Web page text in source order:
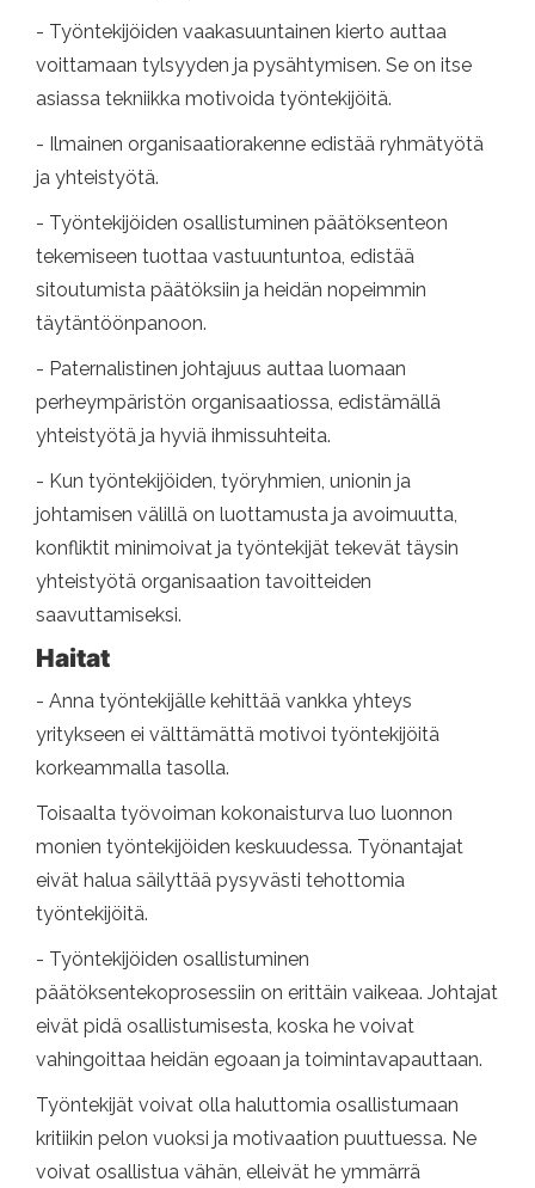
- Työntekijöiden vaakasuuntainen kierto auttaa
voittamaan tylsyyden ja pysähtymisen. Se on itse
asiassa tekniikka motivoida työntekijöitä.
- Ilmainen organisaatiorakenne edistää ryhmätyötä
ja yhteistyötä.
- Työntekijöiden osallistuminen päätöksenteon
tekemiseen tuottaa vastuuntuntoa, edistää
sitoutumista päätöksiin ja heidän nopeimmin
täytäntöönpanoon.
- Paternalistinen johtajuus auttaa luomaan
perheympäristön organisaatiossa, edistämällä
yhteistyötä ja hyviä ihmissuhteita.
- Kun työntekijöiden, työryhmien, unionin ja
johtamisen välillä on luottamusta ja avoimuutta,
konfliktit minimoivat ja työntekijät tekevät täysin
yhteistyötä organisaation tavoitteiden
saavuttamiseksi.
Haitat
- Anna työntekijälle kehittää vankka yhteys
yritykseen ei välttämättä motivoi työntekijöitä
korkeammalla tasolla.
Toisaalta työvoiman kokonaisturva luo luonnon
monien työntekijöiden keskuudessa. Työnantajat
eivät halua säilyttää pysyvästi tehottomia
työntekijöitä.
- Työntekijöiden osallistuminen
päätöksentekoprosessiin on erittäin vaikeaa. Johtajat
eivät pidä osallistumisesta, koska he voivat
vahingoittaa heidän egoaan ja toimintavapauttaan.
Työntekijät voivat olla haluttomia osallistumaan
kritiikin pelon vuoksi ja motivaation puuttuessa. Ne
voivat osallistua vähän, elleivät he ymmärrä